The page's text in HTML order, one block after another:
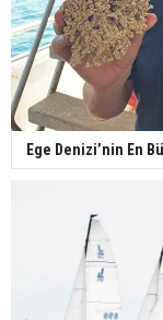
Ege Denizi’nin En